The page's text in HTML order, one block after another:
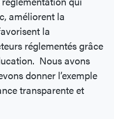
améliorent la
la
réglementés grâce
Nous avons
donner l’exemple
transparente et